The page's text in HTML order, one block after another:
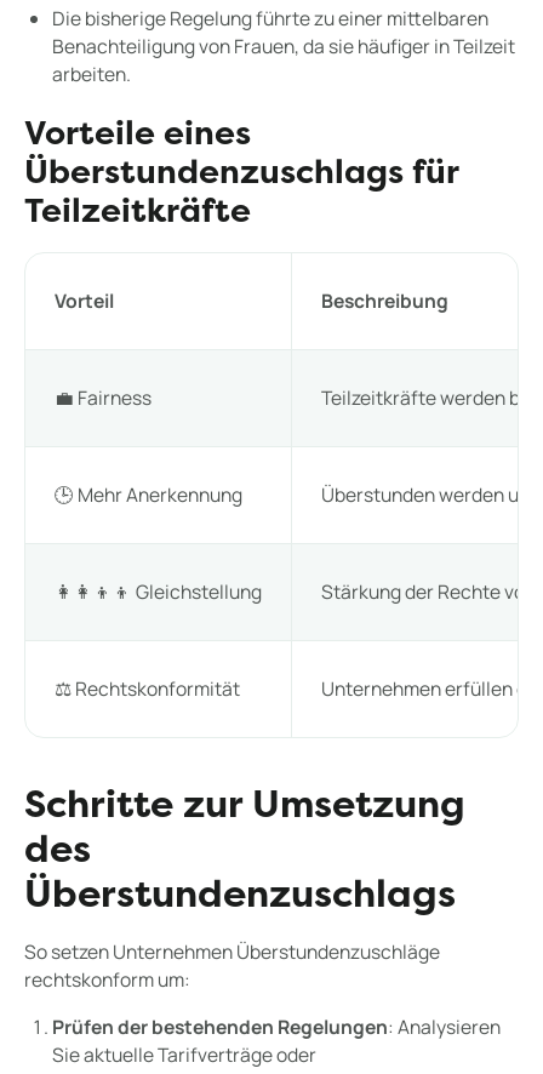
Die bisherige Regelung führte zu einer mittelbaren
Benachteiligung von Frauen, da sie häufiger in Teilzeit
arbeiten.
Vorteile eines
Überstundenzuschlags für
Teilzeitkräfte
Vorteil Beschreibung
💼 Fairness Teilzeitkräfte werden
🕒 Mehr Anerkennung Überstunden werden
👩‍👩‍👦‍👦 Gleichstellung Stärkung der Rechte von
⚖️ Rechtskonformität Unternehmen erfüllen
Schritte zur Umsetzung
des
Überstundenzuschlags
So setzen Unternehmen Überstundenzuschläge
rechtskonform um:
Prüfen der bestehenden Regelungen: Analysieren
Sie aktuelle Tarifverträge oder